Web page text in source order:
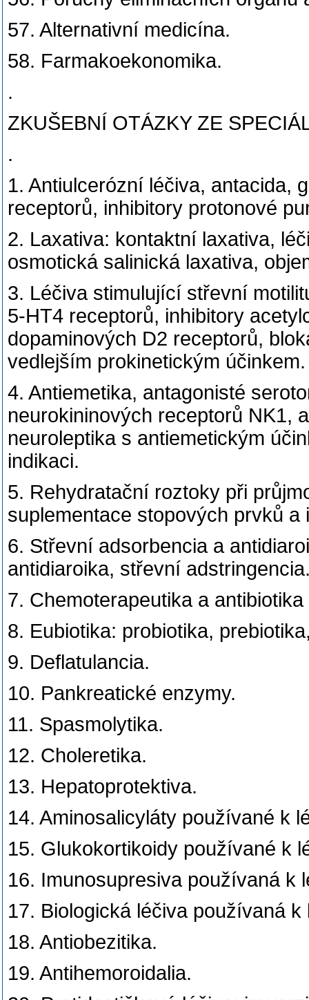
57. Alternativní medicína.
58. Farmakoekonomika.
.
ZKUŠEBNÍ OTÁZKY ZE
.
1. Antiulcerózní léčiva, antacida,
receptorů, inhibitory protonové
2. Laxativa: kontaktní laxativa,
osmotická salinická laxativa,
3. Léčiva stimulující střevní
5-HT4 receptorů, inhibitory
dopaminových D2 receptorů,
vedlejším prokinetickým účinkem.
4. Antiemetika, antagonisté
neurokininových receptorů NK1,
neuroleptika s antiemetickým
indikaci.
5. Rehydratační roztoky při
suplementace stopových prvků
6. Střevní adsorbencia a
antidiaroika, střevní
7. Chemoterapeutika a
8. Eubiotika: probiotika,
9. Deflatulancia.
10. Pankreatické enzymy.
11. Spasmolytika.
12. Choleretika.
13. Hepatoprotektiva.
14. Aminosalicyláty používané k
15. Glukokortikoidy používané k
16. Imunosupresiva používaná k
17. Biologická léčiva používaná
18. Antiobezitika.
19. Antihemoroidalia.